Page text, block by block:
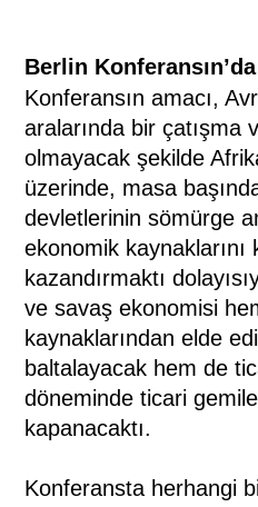
Berlin
Konferansın amacı,
aralarında bir çatışma
olmayacak şekilde
üzerinde, masa
devletlerinin sömürge
ekonomik
kazandırmaktı
ve savaş ekonomisi
kaynaklarından elde
baltalayacak hem de
döneminde ticari
kapanacaktı.
Konferansta herhangi